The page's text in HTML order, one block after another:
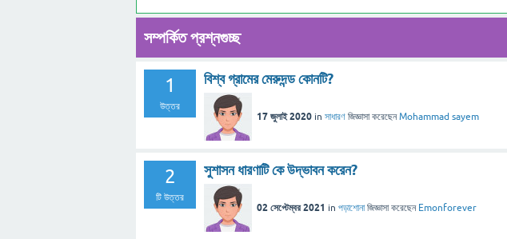
সম্পর্কিত প্রশ্নগুচ্ছ
1
উত্তর
বিশ্ব গ্রামের মেরুদন্ড কোনটি?
17 জুলাই 2020 in সাধারণ জিজ্ঞাসা করেছেনMohammad sayem
2
টি উত্তর
সুশাসন ধারণাটি কে উদ্ভাবন করেন?
02 সেপ্টেম্বর 2021 in পড়াশোনা জিজ্ঞাসা করেছেন Emonforever